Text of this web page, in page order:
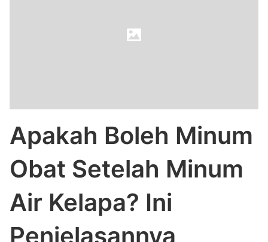
Apakah Boleh Minum
Obat Setelah Minum
Air Kelapa? Ini
Penjelasannya